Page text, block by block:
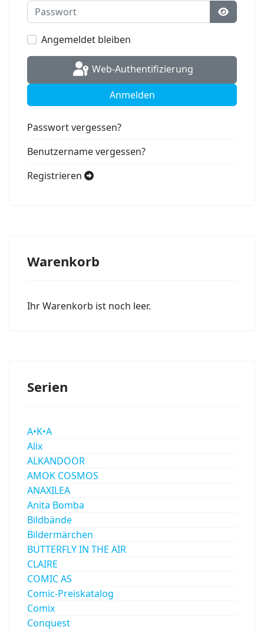
Passwort
Angemeldet bleiben
Web-Authentifizierung
Anmelden
Passwort vergessen?
Benutzername vergessen?
Registrieren
Warenkorb
Ihr Warenkorb ist noch leer.
Serien
A•K•A
Alix
ALKANDOOR
AMOK COSMOS
ANAXILEA
Anita Bomba
Bildbände
Bildermärchen
BUTTERFLY IN THE AIR
CLAIRE
COMIC AS
Comic-Preiskatalog
Comix
Conquest